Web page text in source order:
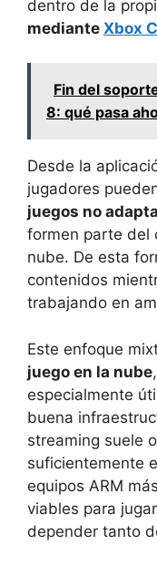
dentro de la
mediante Xbox
Fin del
8: qué pasa
Desde la
jugadores
juegos no
formen parte del
nube. De esta
contenidos
trabajando en
Este enfoque
juego en la nube
especialmente
buena
streaming suele
suficientemente
equipos ARM
viables para
depender tanto